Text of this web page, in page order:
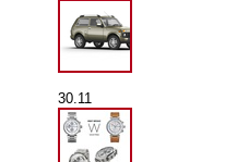
30.11